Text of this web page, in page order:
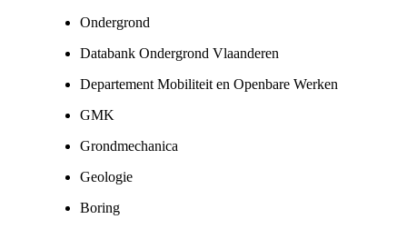
Ondergrond
Databank Ondergrond Vlaanderen
Departement Mobiliteit en Openbare Werken
GMK
Grondmechanica
Geologie
Boring